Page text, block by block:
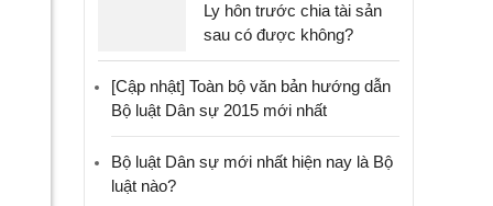
Ly hôn trước chia tài sản
sau có được không?
[Cập nhật] Toàn bộ văn bản hướng dẫn
Bộ luật Dân sự 2015 mới nhất
Bộ luật Dân sự mới nhất hiện nay là Bộ
luật nào?